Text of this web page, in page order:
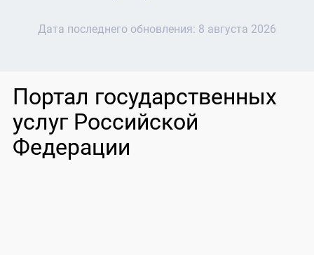
Дата последнего обновления: 8 августа 2026
Портал государственных
услуг Российской
Федерации